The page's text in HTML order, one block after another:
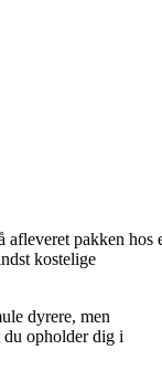
pakken hos
kostelige
dyrere, men
opholder dig i